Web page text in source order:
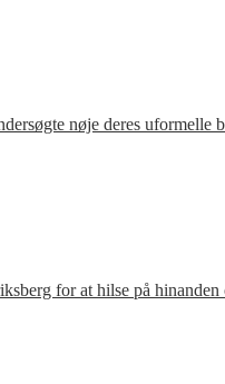
nøje deres
for at hilse på hinanden